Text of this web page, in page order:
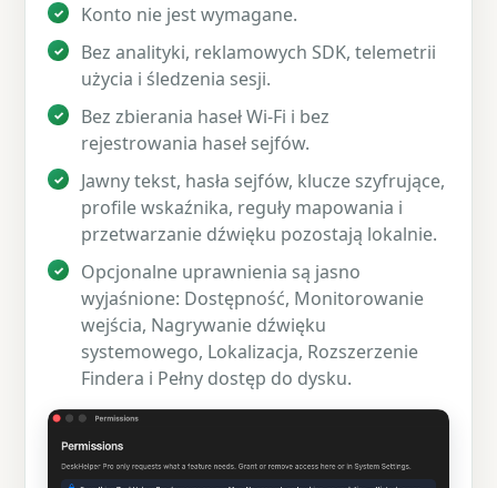
Konto nie jest wymagane.
Bez analityki, reklamowych SDK, telemetrii
użycia i śledzenia sesji.
Bez zbierania haseł Wi-Fi i bez
rejestrowania haseł sejfów.
Jawny tekst, hasła sejfów, klucze szyfrujące,
profile wskaźnika, reguły mapowania i
przetwarzanie dźwięku pozostają lokalnie.
Opcjonalne uprawnienia są jasno
wyjaśnione: Dostępność, Monitorowanie
wejścia, Nagrywanie dźwięku
systemowego, Lokalizacja, Rozszerzenie
Findera i Pełny dostęp do dysku.